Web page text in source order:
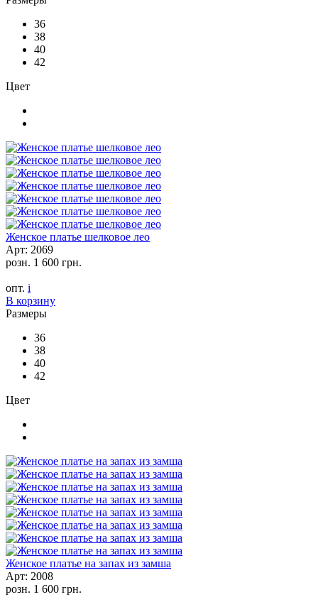
36
38
40
42
Цвет
Женское платье шелковое лео
Арт: 2069
розн. 1 600 грн.
опт. i
В корзину
Размеры
36
38
40
42
Цвет
Женское платье на запах из замша
Арт: 2008
розн. 1 600 грн.